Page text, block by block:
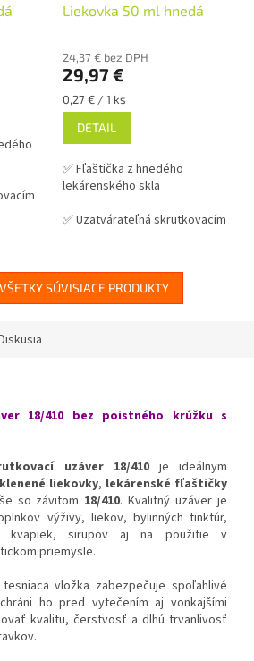
na
iba
Liekovka 50 ml hnedá
24,37 € bez DPH
29,97 €
Jednotková
cena:
0,27 € / 1 ks
DETAIL
✅ Fľaštička z hnedého
lekárenského skla
✅ Uzatvárateľná skrutkovacím
✅ Viečka k liekovke nižšie v
súvisiacich produktoch
Originálne balenie vo fólii po
po celých baleniach!!!
SÚVISIACE PRODUKTY
18/410 bez poistného krúžku s
uzáver 18/410je ideálnym
liekovky, lekárenské fľaštičky
so závitom 18/410. Kvalitný uzáver je
výživy, liekov, bylinných tinktúr,
kvapiek, sirupov aj na použitie v
priemysle.
vložka zabezpečuje spoľahlivé
ho pred vytečením aj vonkajšími
kvalitu, čerstvosť a dlhú trvanlivosť